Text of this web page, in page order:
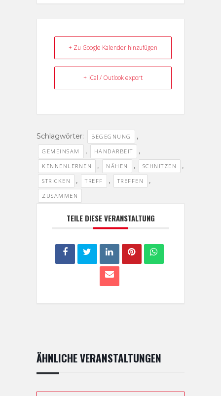
+ Zu Google Kalender hinzufügen
+ iCal / Outlook export
Schlagwörter: BEGEGNUNG ,
GEMEINSAM , HANDARBEIT ,
KENNENLERNEN , NÄHEN , SCHNITZEN ,
STRICKEN , TREFF , TREFFEN ,
ZUSAMMEN
TEILE DIESE VERANSTALTUNG
ÄHNLICHE VERANSTALTUNGEN